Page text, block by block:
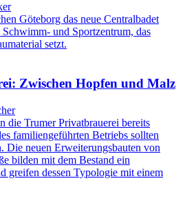
Göteborg das neue Centralbadet
und Sportzentrum, das
setzt.
Zwischen Hopfen und Malz
die Trumer Privatbrauerei bereits
familiengeführten Betriebs sollten
Die neuen Erweiterungsbauten von
bilden mit dem Bestand ein
greifen dessen Typologie mit einem